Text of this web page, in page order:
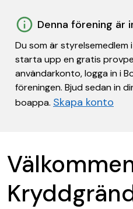
Denna förening är
Du som är styrelsemedlem
starta upp en gratis
användarkonto, logga in i
föreningen. Bjud sedan in
boappa. Skapa konto